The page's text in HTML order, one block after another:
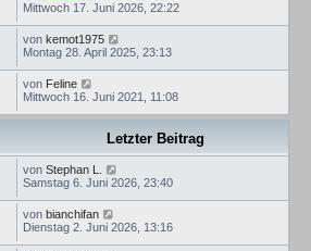
Mittwoch 17. Juni 2026, 22:22
von kemot1975
Montag 28. April 2025, 23:13
von Feline
Mittwoch 16. Juni 2021, 11:08
Letzter Beitrag
von Stephan L.
Samstag 6. Juni 2026, 23:40
von bianchifan
Dienstag 2. Juni 2026, 13:16